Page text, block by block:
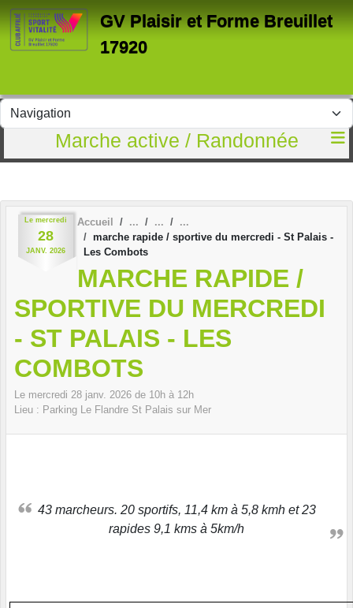
GV Plaisir et Forme Breuillet
17920
Marche active / Randonnée
Le mercredi
28
JANV. 2026
Accueil
marche rapide / sportive du mercredi - St Palais -
Les Combots
MARCHE RAPIDE /
SPORTIVE DU MERCREDI
- ST PALAIS - LES
COMBOTS
Le mercredi 28 janv. 2026 de 10h à 12h
Lieu : Parking Le Flandre St Palais sur Mer
43 marcheurs. 20 sportifs, 11,4 km à 5,8 kmh et 23
rapides 9,1 kms à 5km/h
Panneau de gestion des cookies